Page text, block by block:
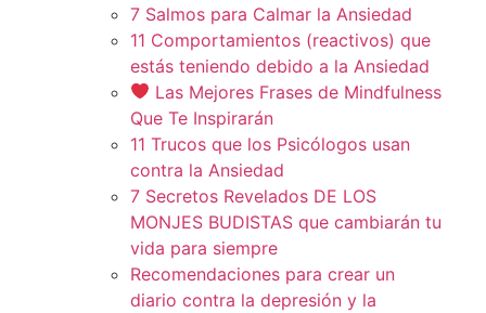
7 Salmos para Calmar la Ansiedad
11 Comportamientos (reactivos) que
estás teniendo debido a la Ansiedad
Las Mejores Frases de Mindfulness
Que Te Inspirarán
11 Trucos que los Psicólogos usan
contra la Ansiedad
7 Secretos Revelados DE LOS
MONJES BUDISTAS que cambiarán tu
vida para siempre
Recomendaciones para crear un
diario contra la depresión y la